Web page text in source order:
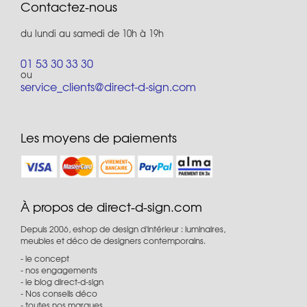
Contactez-nous
du lundi au samedi de 10h à 19h
01 53 30 33 30
ou
service_clients@direct-d-sign.com
Les moyens de paiements
À propos de direct-d-sign.com
Depuis 2006, eshop de design d'intérieur : luminaires,
meubles et déco de designers contemporains.
le concept
nos engagements
le blog direct-d-sign
Nos conseils déco